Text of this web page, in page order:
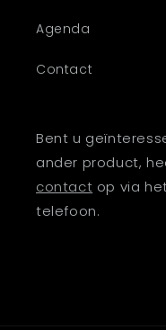
Agenda
Contact
Bent u
ander product,
contact op via
telefoon.